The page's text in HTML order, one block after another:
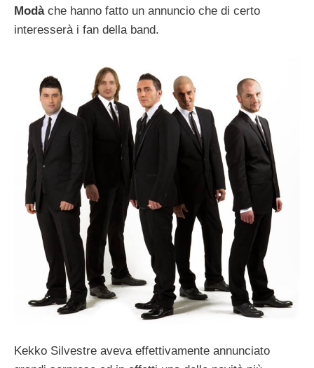
Modàche hanno fatto un annuncio che di certo
interesserà i fan della band.
Kekko Silvestre aveva effettivamente annunciato